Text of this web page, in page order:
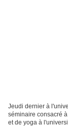
Jeudi dernier à
séminaire consacré
et de yoga à